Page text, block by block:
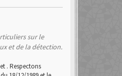
sur le
et de la détection.
. Respectons